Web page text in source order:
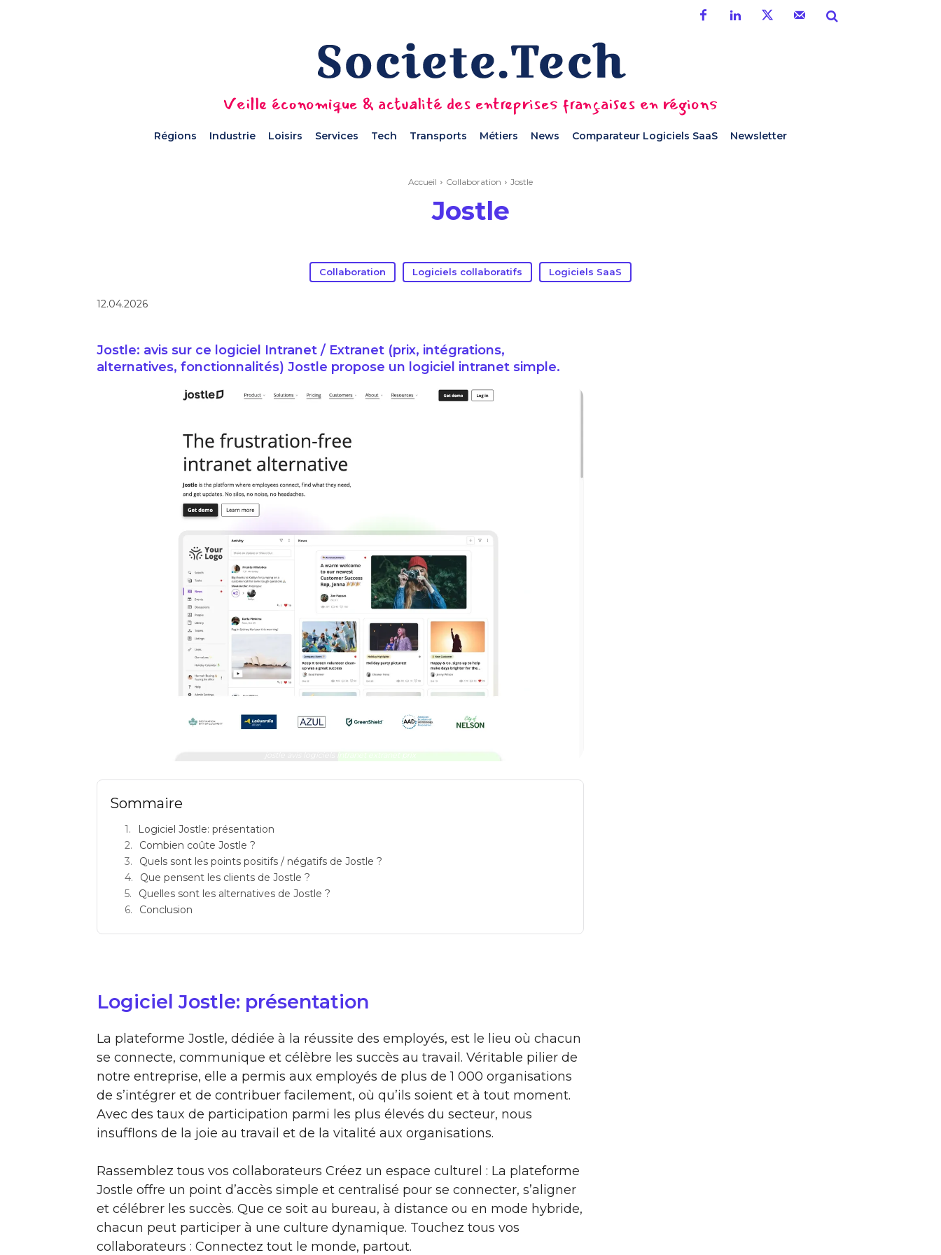
Veille économique & actualité des entreprises françaises en régions
Régions Industrie Loisirs Services Tech Transports Métiers News Comparateur Logiciels SaaS Newsletter
Accueil Collaboration Jostle
Jostle
Collaboration Logiciels collaboratifs Logiciels SaaS
12.04.2026
Jostle: avis sur ce logiciel Intranet / Extranet (prix, intégrations,
alternatives, fonctionnalités) Jostle propose un logiciel intranet simple.
jostle avis logiciels intranet extranet prix
Sommaire
Logiciel Jostle: présentation
Combien coûte Jostle ?
Quels sont les points positifs / négatifs de Jostle ?
Que pensent les clients de Jostle ?
Quelles sont les alternatives de Jostle ?
Conclusion
Logiciel Jostle: présentation
La plateforme Jostle, dédiée à la réussite des employés, est le lieu où chacun
se connecte, communique et célèbre les succès au travail. Véritable pilier de
notre entreprise, elle a permis aux employés de plus de 1 000 organisations
de s’intégrer et de contribuer facilement, où qu’ils soient et à tout moment.
Avec des taux de participation parmi les plus élevés du secteur, nous
insufflons de la joie au travail et de la vitalité aux organisations.
Rassemblez tous vos collaborateurs Créez un espace culturel : La plateforme
Jostle offre un point d’accès simple et centralisé pour se connecter, s’aligner
et célébrer les succès. Que ce soit au bureau, à distance ou en mode hybride,
chacun peut participer à une culture dynamique. Touchez tous vos
collaborateurs : Connectez tout le monde, partout.